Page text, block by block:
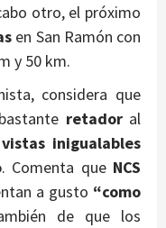
otro, el próximo
en San Ramón con
y 50 km.
considera que
retadoral
vistas inigualables
. Comenta que NCS
a gusto “como
de que los